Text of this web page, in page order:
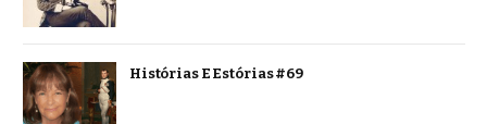
Histórias E Estórias #69